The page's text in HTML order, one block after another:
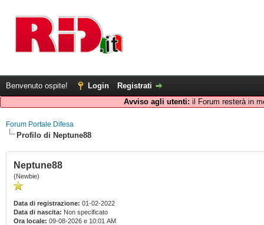
Benvenuto ospite! Login
Registrati
Avviso agli utenti: il Forum resterà in
Forum Portale Difesa
Profilo di Neptune88
Neptune88
(Newbie)
Data di registrazione: 01-02-2022
Data di nascita: Non specificato
Ora locale: 09-08-2026 e 10:01 AM